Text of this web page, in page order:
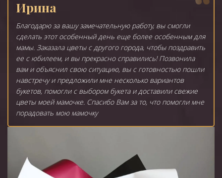
Ирина
Благодарю за вашу замечательную работу, вы смогли
сделать этот особенный день еще более особенным для
мамы. Заказала цветы с другого города, чтобы поздравить
ее с юбилеем, и вы прекрасно справились! Позвонила
вам и объяснил свою ситуацию, вы с готовностью пошли
навстречу и предложили мне несколько вариантов
букетов, помогли с выбором букета и доставили свежие
цветы моей мамочке. Спасибо Вам за то, что помогли мне
порадовать мою мамочку